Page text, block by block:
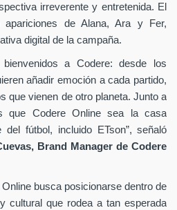
irreverente y entretenida. El
apariciones de Alana, Ara y Fer,
digital de la campaña.
a Codere: desde los
añadir emoción a cada partido,
que vienen de otro planeta. Junto a
que Codere Online sea la casa
fútbol, incluido ETson”, señaló
Brand Manager de Codere
busca posicionarse dentro de
cultural que rodea a tan esperada